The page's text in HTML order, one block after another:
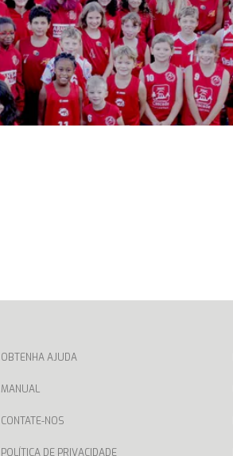
OBTENHA AJUDA
MANUAL
CONTATE-NOS
POLÍTICA DE PRIVACIDADE